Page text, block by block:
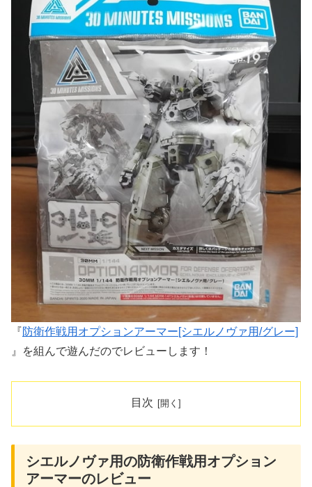
『防衛作戦用オプションアーマー[シエルノヴァ用/グレー]
』を組んで遊んだのでレビューします！
目次
シエルノヴァ用の防衛作戦用オプション
アーマーのレビュー